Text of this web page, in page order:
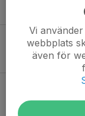
Lör 30
14:00
-
Vi
webbplats
även för